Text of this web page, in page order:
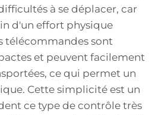
à se déplacer, car
d'un effort physique
télécommandes sont
et peuvent facilement
ce qui permet un
Cette simplicité est un
ce type de contrôle très